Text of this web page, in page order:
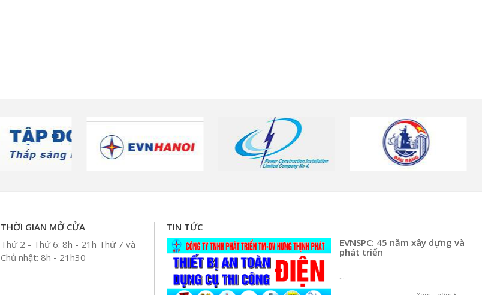
THỜI GIAN MỞ CỬA
Thứ 2 - Thứ 6: 8h - 21h Thứ 7 và
Chủ nhật: 8h - 21h30
TIN TỨC
EVNSPC: 45 năm xây dựng và
phát triển
...